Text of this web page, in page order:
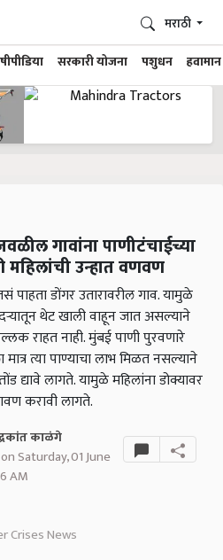
सरकारी योजना पशुधन हवामान
मराठी
गावांना पाणीटंचाईच्या
महिलांची उन्हात वणवण
पाहता डोंगर उतारावरील गाव. यामुळे
थेट खाली वाहून जात असल्याने
राहत नाही. मुंबई पाणी पुरवणारे
त्या पाण्याचा लाभ मिळत नसल्याने
द्यावे लागते. यामुळे महिलांना डोक्यावर
करावी लागते.
काळंगे
Saturday, 01 June
AM
Crises News